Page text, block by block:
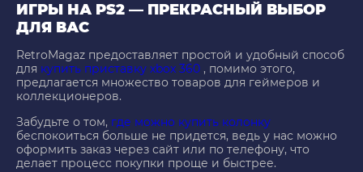
ИГРЫ НА PS2 — ПРЕКРАСНЫЙ ВЫБОР
ДЛЯ ВАС
RetroMagaz предоставляет простой и удобный способ
для купить приставку xbox 360 , помимо этого,
предлагается множество товаров для геймеров и
коллекционеров.
Забудьте о том, где можно купить колонку
беспокоиться больше не придется, ведь у нас можно
оформить заказ через сайт или по телефону, что
делает процесс покупки проще и быстрее.